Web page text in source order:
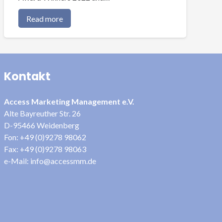
Read more
Kontakt
Access Marketing Management e.V.
Alte Bayreuther Str. 26
D-95466 Weidenberg
Fon: +49 (0)9278 98062
Fax: +49 (0)9278 98063
e-Mail: info@accessmm.de